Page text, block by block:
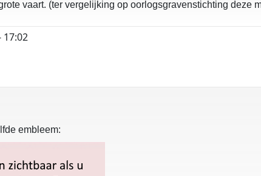
vaart. (ter vergelijking op oorlogsgravenstichting deze
17:02
embleem: